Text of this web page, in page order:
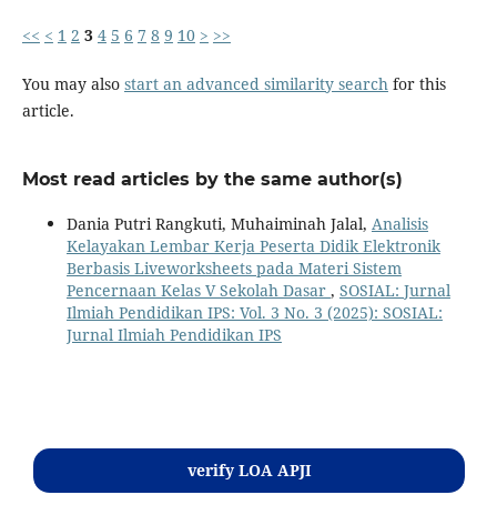
<< < 1 2 3 4 5 6 7 8 9 10 > >>
You may also start an advanced similarity search for this
article.
Most read articles by the same author(s)
Dania Putri Rangkuti, Muhaiminah Jalal, Analisis
Kelayakan Lembar Kerja Peserta Didik Elektronik
Berbasis Liveworksheets pada Materi Sistem
Pencernaan Kelas V Sekolah Dasar , SOSIAL: Jurnal
Ilmiah Pendidikan IPS: Vol. 3 No. 3 (2025): SOSIAL:
Jurnal Ilmiah Pendidikan IPS
verify LOA APJI